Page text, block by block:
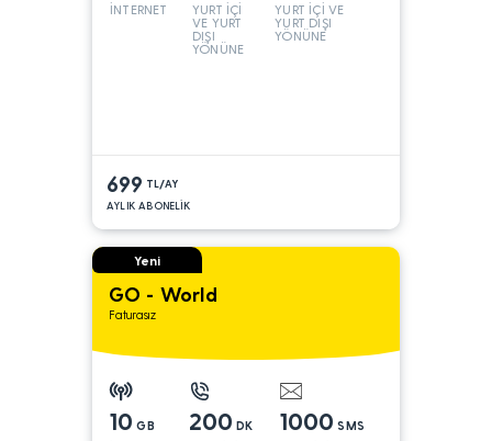
İNTERNET
YURT İÇİ
VE YURT
DIŞI
YÖNÜNE
YURT İÇİ VE
YURT DIŞI
YÖNÜNE
699 TL/AY
AYLIK ABONELİK
Yeni
GO - World
Faturasız
10 GB 200 DK 1000 SMS